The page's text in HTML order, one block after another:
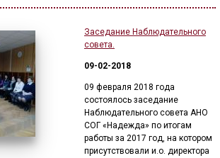
Заседание Наблюдательного
совета.
09-02-2018
09 февраля 2018 года
состоялось заседание
Наблюдательного совета АНО
СОГ «Надежда» по итогам
работы за 2017 год, на котором
присутствовали и.о. директора